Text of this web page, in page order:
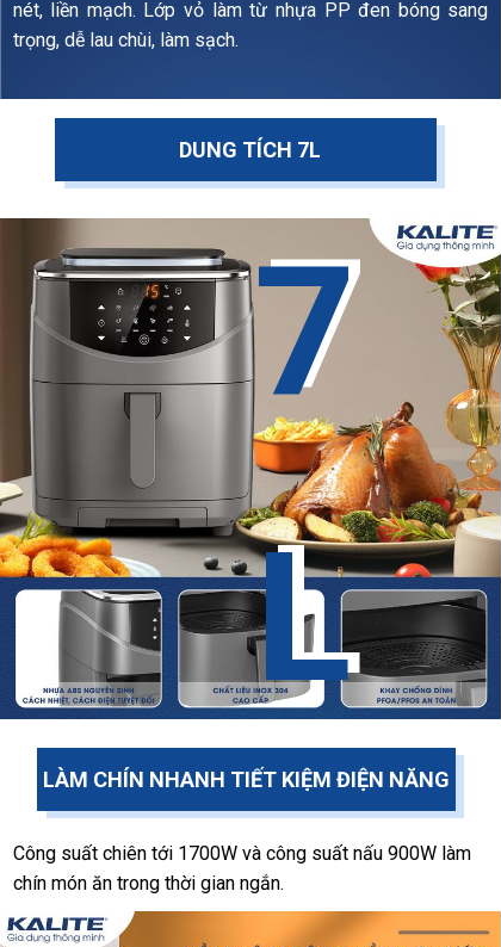
nét, liền mạch. Lớp vỏ làm từ nhựa PP đen bóng sang
trọng, dễ lau chùi, làm sạch.
DUNG TÍCH 7L
7
L
7
L
LÀM CHÍN NHANH TIẾT KIỆM ĐIỆN NĂNG
Công suất chiên tới 1700W và công suất nấu 900W làm
chín món ăn trong thời gian ngắn.